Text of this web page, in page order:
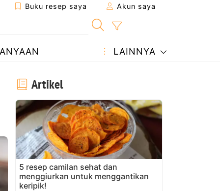
Buku resep saya Akun saya
LAINNYA
Artikel
5 resep camilan sehat dan
menggiurkan untuk menggantikan
keripik!